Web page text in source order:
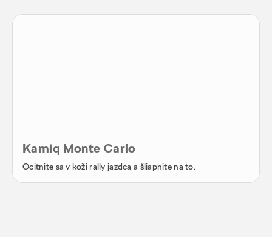
Kamiq Monte Carlo
Ocitnite sa v koži rally jazdca a šliapnite na to.